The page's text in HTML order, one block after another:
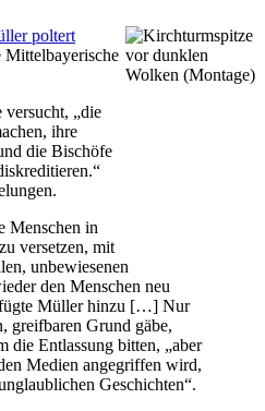
poltert
Mittelbayerische
versucht, „die
ihre
die Bischöfe
Menschen in
versetzen, mit
unbewiesenen
den Menschen neu
fügte Müller hinzu […] Nur
greifbaren Grund gäbe,
die Entlassung bitten, „aber
Medien angegriffen wird,
Geschichten“.